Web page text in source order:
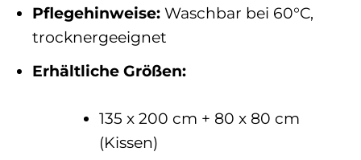
Pflegehinweise: Waschbar bei 60°C,
trocknergeeignet
Erhältliche Größen:
135 x 200 cm + 80 x 80 cm
(Kissen)